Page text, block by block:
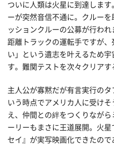
ついに人類は火星に到達しま
ーが突然音信不通に。クルー
ッションクルーの公募が行わ
距離トラックの運転手ですが
い」という遺志を叶えるため
す。難関テストを次々クリア
主人公が寡黙だが有言実行の
いう時点でアメリカ人に受け
え、仲間との絆をつくりなが
ーリーもまさに王道展開。火
セイ』が実写映画化できたの